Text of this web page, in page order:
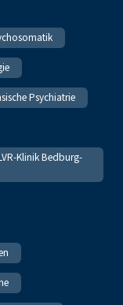
Psychiatrie
Klinik Bedburg-